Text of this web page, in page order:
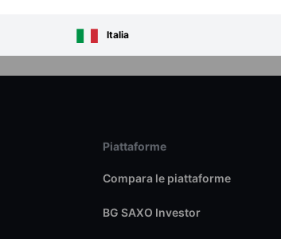
Italia
Piattaforme
Compara le piattaforme
BG SAXO Investor